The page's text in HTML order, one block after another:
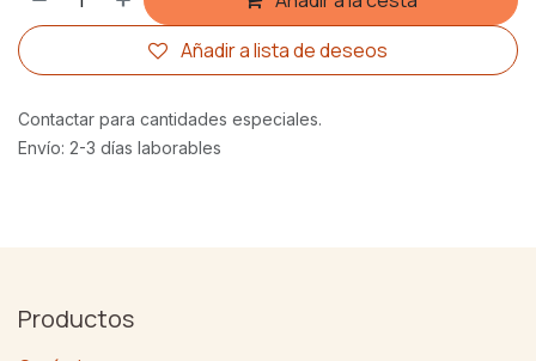
Añadir a lista de deseos
Contactar para cantidades especiales.
Envío: 2-3 días laborables
Productos